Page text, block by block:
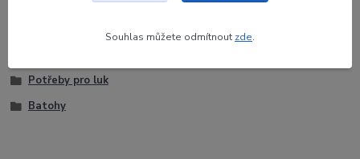
Potřeby pro luk
Batohy
Souhlas můžete odmítnout zde.